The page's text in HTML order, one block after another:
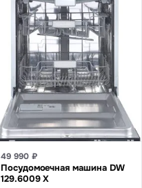
49 990 ₽
Посудомоечная машина DW
129.6009 X